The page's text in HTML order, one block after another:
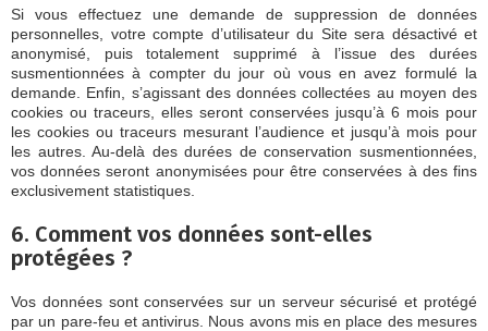
Si vous effectuez une demande de suppression de données
personnelles, votre compte d’utilisateur du Site sera désactivé et
anonymisé, puis totalement supprimé à l’issue des durées
susmentionnées à compter du jour où vous en avez formulé la
demande. Enfin, s’agissant des données collectées au moyen des
cookies ou traceurs, elles seront conservées jusqu’à 6 mois pour
les cookies ou traceurs mesurant l’audience et jusqu’à mois pour
les autres. Au-delà des durées de conservation susmentionnées,
vos données seront anonymisées pour être conservées à des fins
exclusivement statistiques.
6. Comment vos données sont-elles
protégées ?
Vos données sont conservées sur un serveur sécurisé et protégé
par un pare-feu et antivirus. Nous avons mis en place des mesures